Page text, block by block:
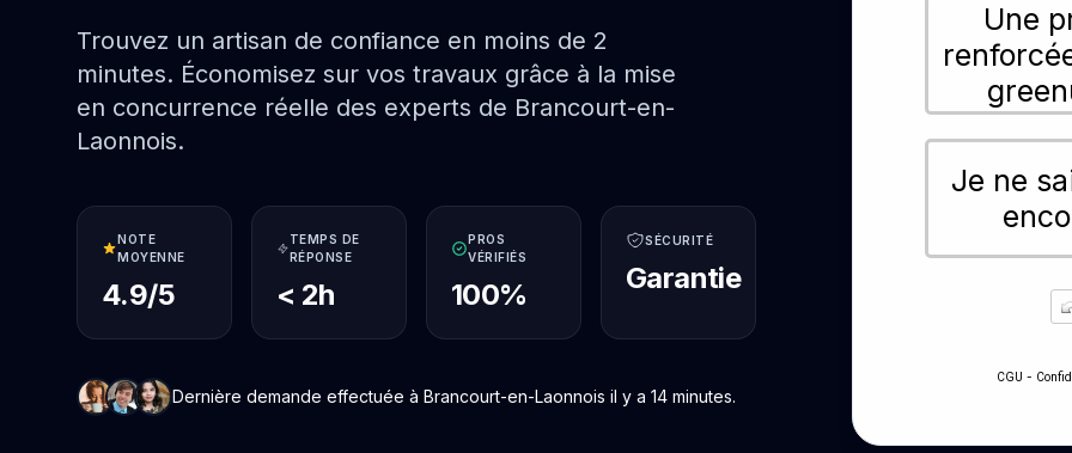
Trouvez un artisan de confiance en moins de 2
minutes. Économisez sur vos travaux grâce à la mise
en concurrence réelle des experts de Brancourt-en-
Laonnois.
NOTE
MOYENNE
4.9/5
TEMPS DE
RÉPONSE
< 2h
PROS
VÉRIFIÉS
100%
SÉCURITÉ
Garantie
Dernière demande effectuée à Brancourt-en-Laonnois il y a 14 minutes.
Une
Je ne
CGU -